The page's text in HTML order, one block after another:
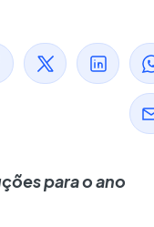
para o ano